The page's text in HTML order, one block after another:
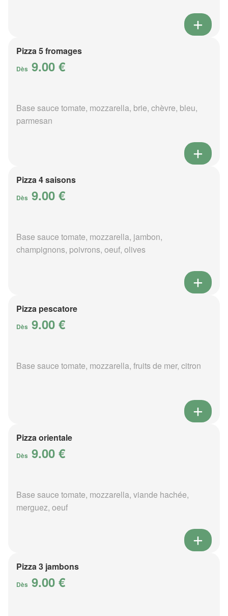
Pizza 5 fromages
Dès 9.00 €
Base sauce tomate, mozzarella, brie, chèvre, bleu,
parmesan
Pizza 4 saisons
Dès 9.00 €
Base sauce tomate, mozzarella, jambon,
champignons, poivrons, oeuf, olives
Pizza pescatore
Dès 9.00 €
Base sauce tomate, mozzarella, fruits de mer, citron
Pizza orientale
Dès 9.00 €
Base sauce tomate, mozzarella, viande hachée,
merguez, oeuf
Pizza 3 jambons
Dès 9.00 €